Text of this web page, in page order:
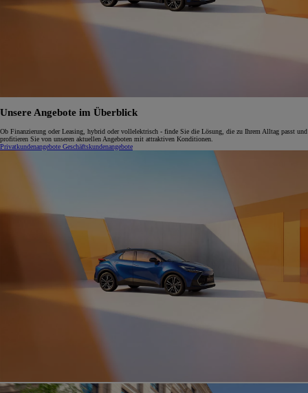
Unsere Angebote im Überblick
Ob Finanzierung oder Leasing, hybrid oder vollelektrisch - finde Sie die Lösung, die zu Ihrem Alltag passt und
profitieren Sie von unseren aktuellen Angeboten mit attraktiven Konditionen.
Privatkundenangebote Geschäftskundenangebote